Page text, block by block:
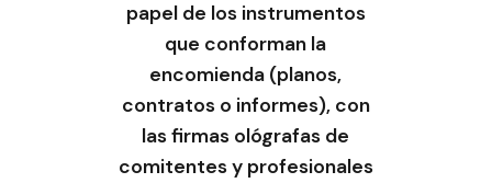
papel de los instrumentos
que conforman la
encomienda (planos,
contratos o informes), con
las firmas ológrafas de
comitentes y profesionales